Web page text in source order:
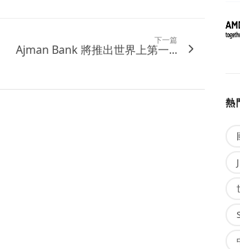
下一篇
Ajman Bank 將推出世界上第一...
熱